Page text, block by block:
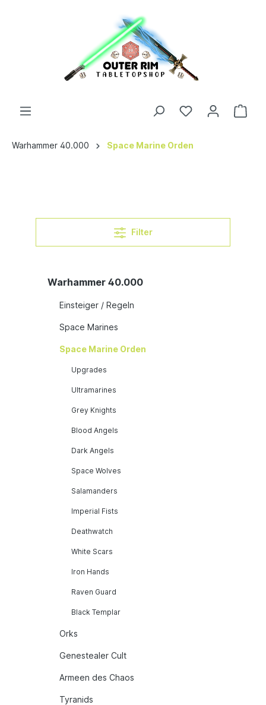
Warhammer 40.000 Space Marine Orden
Filter
Warhammer 40.000
Einsteiger / Regeln
Space Marines
Space Marine Orden
Upgrades
Ultramarines
Grey Knights
Blood Angels
Dark Angels
Space Wolves
Salamanders
Imperial Fists
Deathwatch
White Scars
Iron Hands
Raven Guard
Black Templar
Orks
Genestealer Cult
Armeen des Chaos
Tyranids